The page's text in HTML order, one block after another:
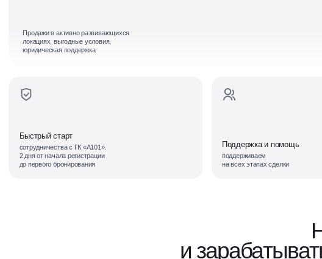
Продажи в активно развивающихся
локациях, выгодные условия,
юридическая поддержка
Быстрый старт
сотрудничества с ГК «А101».
2 дня от начала регистрации
до первого бронирования
Поддержка и помощь
поддерживаем
на всех этапах сделки
и